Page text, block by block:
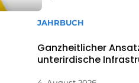
JAHRBUCH
Ganzheitlicher
unterirdische